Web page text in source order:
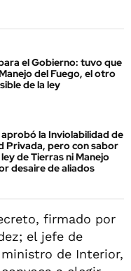
el Gobierno: tuvo que
del Fuego, el otro
de la ley
la Inviolabilidad de
Privada, pero con sabor
de Tierras ni Manejo
desaire de aliados
firmado por
el jefe de
de Interior,